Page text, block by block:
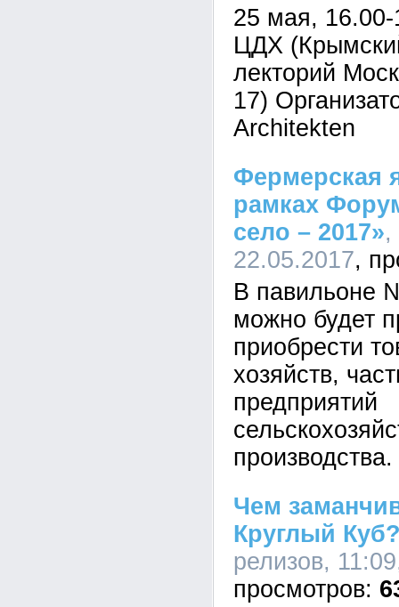
25 мая,
ЦДХ
лекторий
17)
Architekten
Фермерская
рамках
село – 2017»,
22.05.2017
В павильоне
можно будет
приобрести
хозяйств,
предприятий
производства.
Чем
Круглый
релизов,